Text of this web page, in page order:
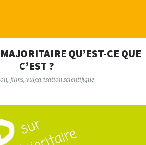
QU’EST-CE QUE
C’EST ?
, films, vulgarisation scientifique